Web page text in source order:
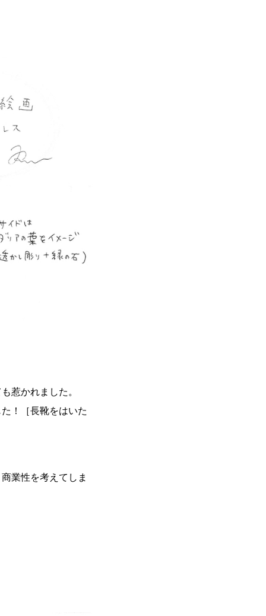
惹かれました。
！［長靴をはいた
業性を考えてしま